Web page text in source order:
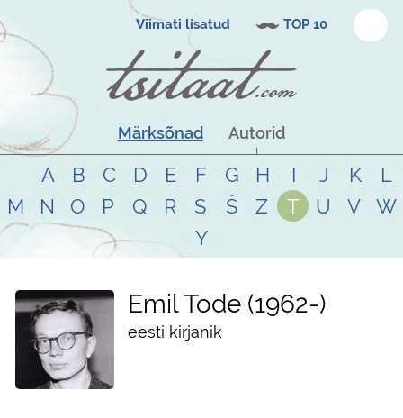
Viimati lisatud TOP 10
Märksõnad Autorid
A B C D E F G H I J K
L
M
N O P Q R S Š Z T U V
W
Y
Emil Tode 1962-
eesti kirjanik